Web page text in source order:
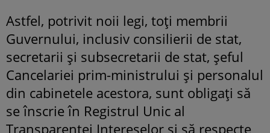
Astfel, potrivit noii legi, toți membrii
Guvernului, inclusiv consilierii de stat,
secretarii și subsecretarii de stat, șeful
Cancelariei prim-ministrului și personalul
din cabinetele acestora, sunt obligați să
se înscrie în Registrul Unic al
Transparenței Intereselor și să respecte